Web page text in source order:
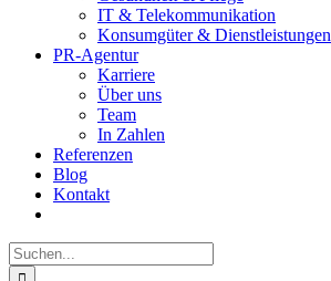
IT & Telekommunikation
Konsumgüter & Dienstleistungen
PR-Agentur
Karriere
Über uns
Team
In Zahlen
Referenzen
Blog
Kontakt
Suche
nach: